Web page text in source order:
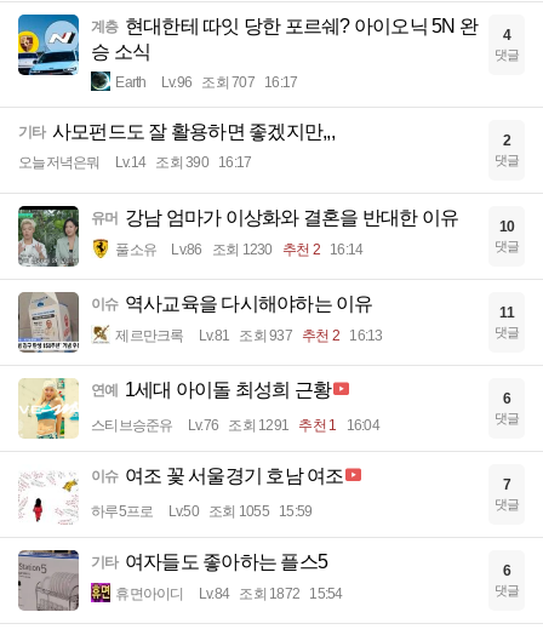
계층 현대한테 따잇 당한 포르쉐? 아이오닉 5N 완
승 소식
Earth Lv.96 조회 707 16:17
4
댓글
기타 사모펀드도 잘 활용하면 좋겠지만,,,
오늘저녁은뭐 Lv.14 조회 390 16:17
2
댓글
유머 강남 엄마가 이상화와 결혼을 반대한 이유
풀소유 Lv.86 조회 1230 추천 2 16:14
10
댓글
이슈 역사교육을 다시해야하는 이유
제르만크록 Lv.81 조회 937 추천 2 16:13
11
댓글
연예 1세대 아이돌 최성희 근황
스티브승준유 Lv.76 조회 1291 추천 1 16:04
6
댓글
이슈 여조 꽃 서울경기 호남 여조
하루5프로 Lv.50 조회 1055 15:59
7
댓글
기타 여자들도 좋아하는 플스5
휴면아이디 Lv.84 조회 1872 15:54
6
댓글